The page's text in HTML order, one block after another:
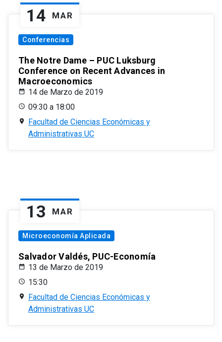
14 MAR
Conferencias
The Notre Dame – PUC Luksburg
Conference on Recent Advances in
Macroeconomics
14 de Marzo de 2019
09:30 a 18:00
Facultad de Ciencias Económicas y
Administrativas UC
13 MAR
Microeconomía Aplicada
Salvador Valdés, PUC-Economía
13 de Marzo de 2019
15:30
Facultad de Ciencias Económicas y
Administrativas UC